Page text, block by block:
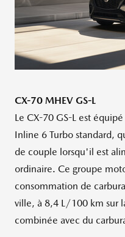
CX-70 MHEV GS-L
Le CX-70 GS-L est
Inline 6 Turbo standard,
de couple lorsqu'il est
ordinaire. Ce groupe
consommation de
ville, à 8,4 L/100 km sur
combinée avec du